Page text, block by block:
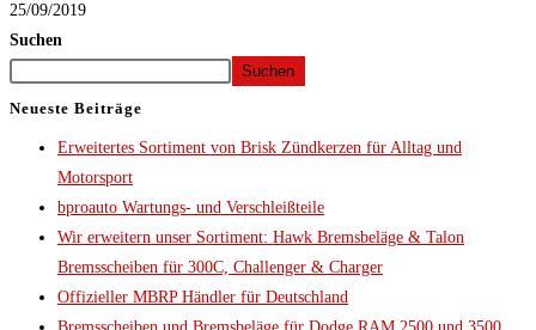
25/09/2019
Suchen
Suchen
Neueste Beiträge
Erweitertes Sortiment von Brisk Zündkerzen für Alltag und
Motorsport
bproauto Wartungs- und Verschleißteile
Wir erweitern unser Sortiment: Hawk Bremsbeläge & Talon
Bremsscheiben für 300C, Challenger & Charger
Offizieller MBRP Händler für Deutschland